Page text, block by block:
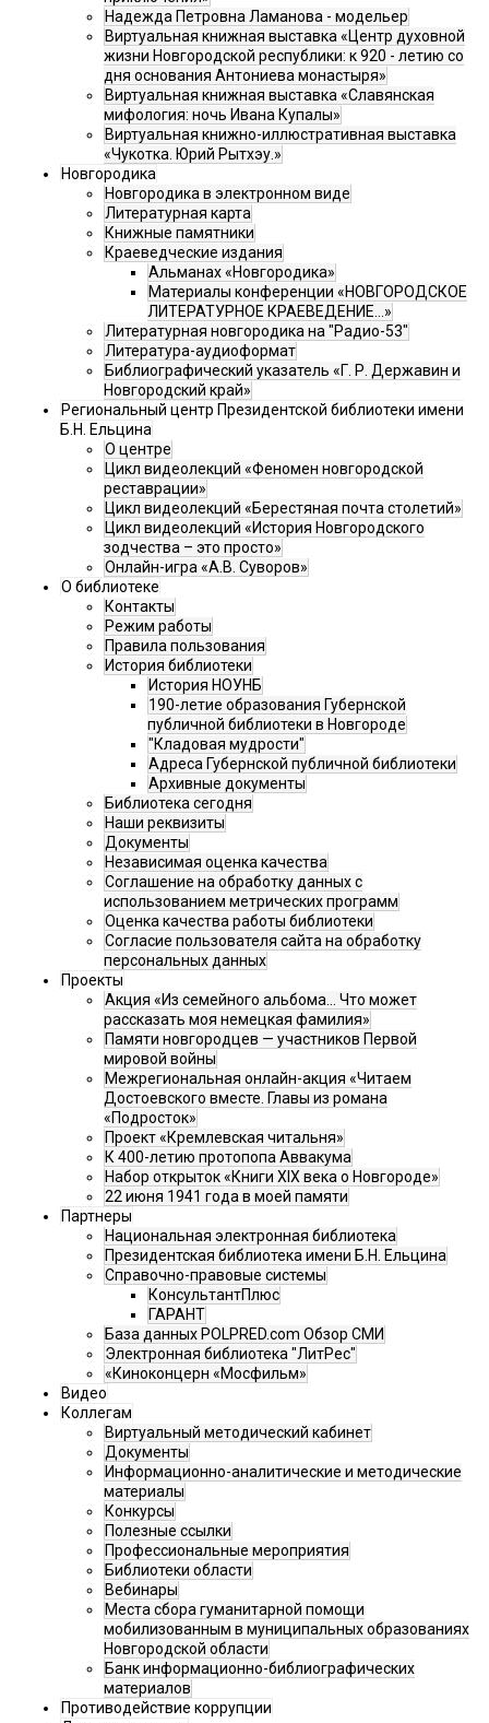
Надежда Петровна Ламанова - модельер
Виртуальная книжная выставка «Центр духовной
жизни Новгородской республики: к 920 - летию со
дня основания Антониева монастыря»
Виртуальная книжная выставка «Славянская
мифология: ночь Ивана Купалы»
Виртуальная книжно-иллюстративная выставка
«Чукотка. Юрий Рытхэу.»
Новгородика
Новгородика в электронном виде
Литературная карта
Книжные памятники
Краеведческие издания
Альманах «Новгородика»
Материалы конференции «НОВГОРОДСКОЕ
ЛИТЕРАТУРНОЕ КРАЕВЕДЕНИЕ...»
Литературная новгородика на "Радио-53"
Литература-аудиоформат
Библиографический указатель «Г. Р. Державин и
Новгородский край»
Региональный центр Президентской библиотеки имени
Б.Н. Ельцина
О центре
Цикл видеолекций «Феномен новгородской
реставрации»
Цикл видеолекций «Берестяная почта столетий»
Цикл видеолекций «История Новгородского
зодчества – это просто»
Онлайн-игра «А.В. Суворов»
О библиотеке
Контакты
Режим работы
Правила пользования
История библиотеки
История НОУНБ
190-летие образования Губернской
публичной библиотеки в Новгороде
"Кладовая мудрости"
Адреса Губернской публичной библиотеки
Архивные документы
Библиотека сегодня
Наши реквизиты
Документы
Независимая оценка качества
Соглашение на обработку данных с
использованием метрических программ
Оценка качества работы библиотеки
Согласие пользователя сайта на обработку
персональных данных
Проекты
Акция «Из семейного альбома... Что может
рассказать моя немецкая фамилия»
Памяти новгородцев — участников Первой
мировой войны
Межрегиональная онлайн-акция «Читаем
Достоевского вместе. Главы из романа
«Подросток»
Проект «Кремлевская читальня»
К 400-летию протопопа Аввакума
Набор открыток «Книги XIX века о Новгороде»
22 июня 1941 года в моей памяти
Партнеры
Национальная электронная библиотека
Президентская библиотека имени Б.Н. Ельцина
Справочно-правовые системы
КонсультантПлюс
ГАРАНТ
База данных POLPRED.com Обзор СМИ
Электронная библиотека "ЛитРес"
«Киноконцерн «Мосфильм»
Видео
Коллегам
Виртуальный методический кабинет
Документы
Информационно-аналитические и методические
материалы
Конкурсы
Полезные ссылки
Профессиональные мероприятия
Библиотеки области
Вебинары
Места сбора гуманитарной помощи
мобилизованным в муниципальных образованиях
Новгородской области
Банк информационно-библиографических
материалов
Противодействие коррупции